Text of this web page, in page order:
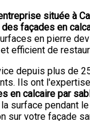
située à
façades en
en pierre
efficient de
depuis plus de
Ils ont
en calcaire par
surface pendant
sur votre façade